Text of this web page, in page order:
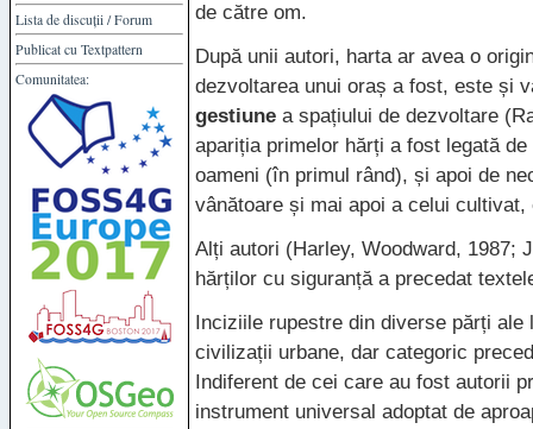
Lista de discuții /Forum
Publicat cu Textpattern
Comunitatea:
de către om.
După unii autori, harta ar avea o
dezvoltarea unui oraș a fost, este și
gestiune a spațiului de dezvoltare
apariția primelor hărți a fost legată
oameni (în primul rând), și apoi de
vânătoare și mai apoi a celui cultivat,
Alți autori (Harley, Woodward, 1987;
hărților cu siguranță a precedat
Inciziile rupestre din diverse părți
civilizații urbane, dar categoric
Indiferent de cei care au fost autorii
instrument universal adoptat de